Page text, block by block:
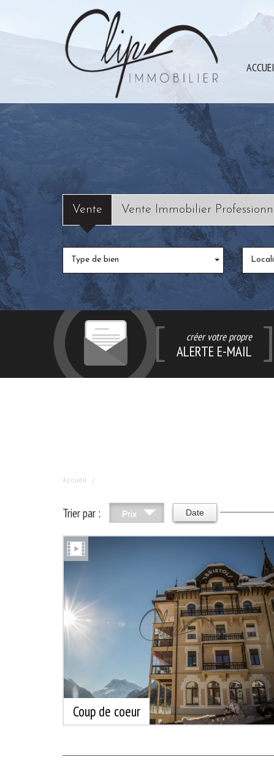
Vente Vente Immobilier
Type de bien
créer votre propre
ALERTE E-MAIL
Accueil
Trier par : Prix Date
Coup de coeur